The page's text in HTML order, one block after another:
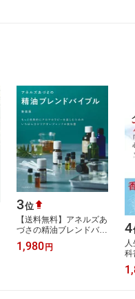
3位
【送料無料】アネルズあ
づさの精油ブレンドバイ
ブル もっと効果的にア
ロマセラピーを楽しむた
1,980円
4
科